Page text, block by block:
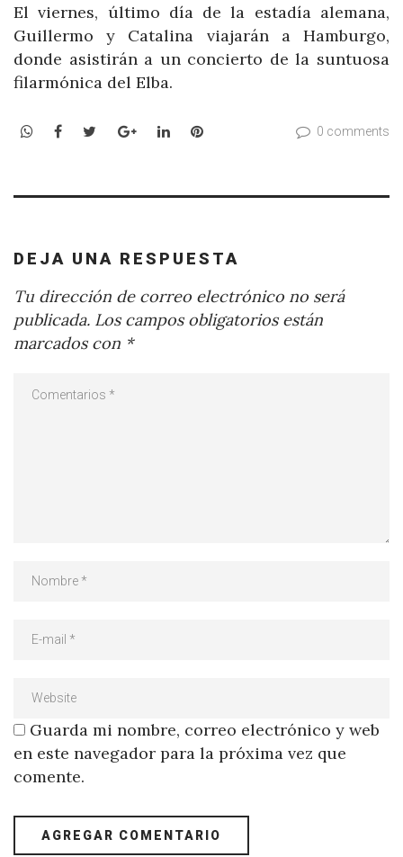
El viernes, último día de la estadía alemana,
Guillermo y Catalina viajarán a Hamburgo,
donde asistirán a un concierto de la suntuosa
filarmónica del Elba.
WhatsApp
Facebook
TwitterGoogle+LinkedInPinterest 0 comments
DEJA UNA RESPUESTA
Tu dirección de correo electrónico no será
publicada. Los campos obligatorios están
marcados con *
Guarda mi nombre, correo electrónico y web
en este navegador para la próxima vez que
comente.